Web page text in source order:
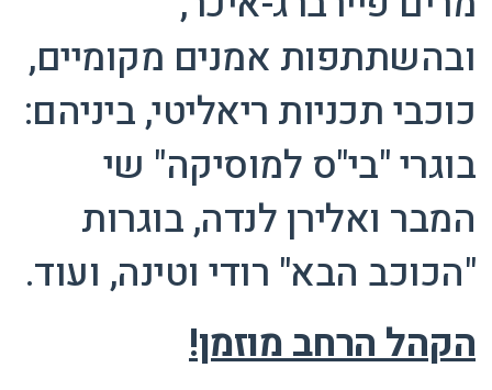
ובהשתתפות אמנים מקומיים,
כוכבי תכניות ריאליטי, ביניהם:
בוגרי "בי"ס למוסיקה" שי
המבר ואלירן לנדה, בוגרות
"הכוכב הבא" רודי וטינה, ועוד.
הקהל הרחב מוזמן!